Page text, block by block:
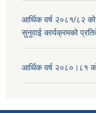
आर्थिक वर्ष २०८१/८२ को
सुनुवाई कार्यक्रमको
आर्थिक वर्ष २०८०।८१